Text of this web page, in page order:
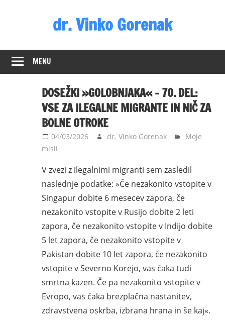
dr. Vinko Gorenak
poslanec
DZ
MENU
DOSEŽKI »GOLOBNJAKA« – 70. DEL:
VSE ZA ILEGALNE MIGRANTE IN NIČ ZA
BOLNE OTROKE
04/03/2026 dr. Vinko Gorenak
Moje
misli
V zvezi z ilegalnimi migranti sem zasledil
naslednje podatke: »Če nezakonito vstopite v
Singapur dobite 6 mesecev zapora, če
nezakonito vstopite v Rusijo dobite 2 leti
zapora, če nezakonito vstopite v Indijo dobite
5 let zapora, če nezakonito vstopite v
Pakistan dobite 10 let zapora, če nezakonito
vstopite v Severno Korejo, vas čaka tudi
smrtna kazen. Če pa nezakonito vstopite v
Evropo, vas čaka brezplačna nastanitev,
zdravstvena oskrba, izbrana hrana in še kaj«.